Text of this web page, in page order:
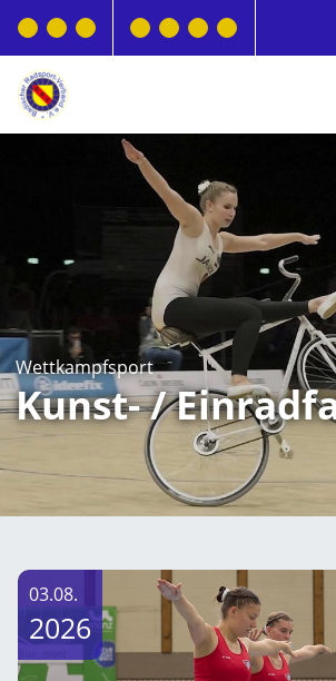
Wettkampfsport
Kunst- /
03.08.
2026